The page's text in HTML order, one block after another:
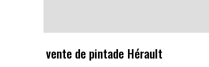
vente de pintade Hérault